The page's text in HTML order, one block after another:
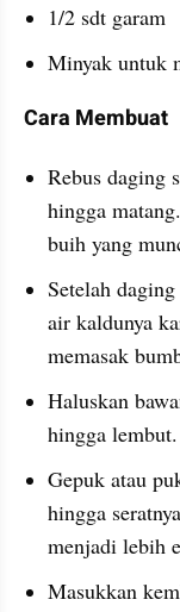
1/2 sdt garam
Minyak untuk
Cara Membuat
Rebus daging
hingga
buih yang
Setelah
air kaldunya
memasak
Haluskan
hingga lembut.
Gepuk atau
hingga
menjadi lebih
Masukkan